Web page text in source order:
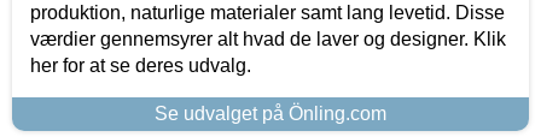
produktion, naturlige materialer samt lang levetid. Disse
værdier gennemsyrer alt hvad de laver og designer. Klik
her for at se deres udvalg.
Se udvalget på Önling.com